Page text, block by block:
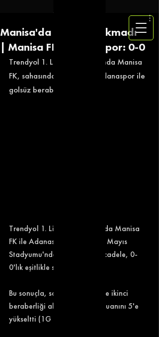
Manisa'da Gol Sesi Çıkmadı
| Manisa FK - Adanaspor: 0-0
Trendyol 1. Lig'in 4. haftasında Manisa
FK, sahasında karşılaştığı Adanaspor ile
golsüz berabere kaldı.
Trendyol 1. Lig'in 4. haftasında Manisa
FK ile Adanaspor, Manisa 19 Mayıs
Stadyumu'nda karşılaştı. Mücadele, 0-
0'lık eşitlikle sona erdi.
Bu sonuçla, sahasında üst üste ikinci
beraberliği alan Manisa FK puanını 5'e
yükseltti (1G 1M 2B).